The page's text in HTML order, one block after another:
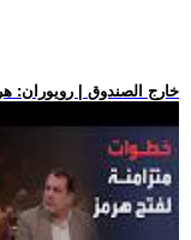
.. خارج الصندوق | رويوران: